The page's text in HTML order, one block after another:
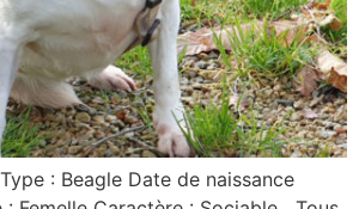
: Beagle Date de naissance